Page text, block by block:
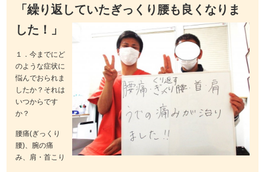
「繰り返していたぎっくり腰も良くなりま
した！」
１．今までにど
のような症状に
悩んでおられま
したか？それは
いつからです
か？
腰痛(ぎっくり
腰)、腕の痛
み、肩・首こり